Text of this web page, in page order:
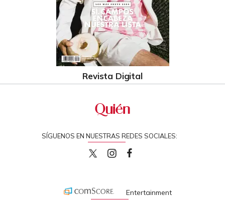
Revista Digital
SÍGUENOS EN NUESTRAS REDES SOCIALES:
quiencom
Entertainment